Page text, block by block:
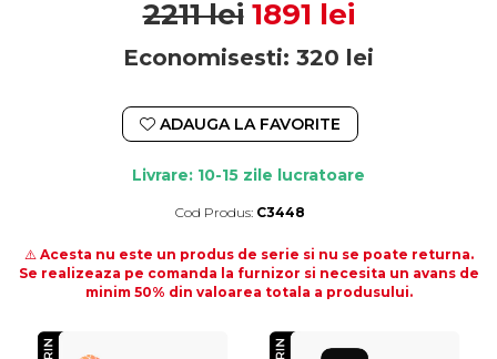
2211 lei 1891 lei
Economisesti: 320 lei
ADAUGA LA FAVORITE
Livrare: 10-15 zile lucratoare
Cod Produs: C3448
⚠️ Acesta nu este un produs de serie si nu se poate returna.
Se realizeaza pe comanda la furnizor si necesita un avans de
minim 50% din valoarea totala a produsului.